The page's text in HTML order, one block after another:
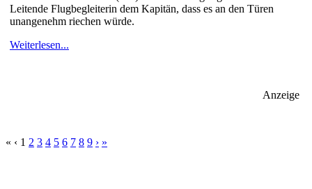
Leitende Flugbegleiterin dem Kapitän, dass es an den Türen
unangenehm riechen würde.
Weiterlesen...
Anzeige
« ‹ 1 2 3 4 5 6 7 8 9 › »